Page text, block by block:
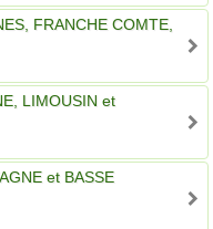
FRANCHE COMTE,
LIMOUSIN et
et BASSE